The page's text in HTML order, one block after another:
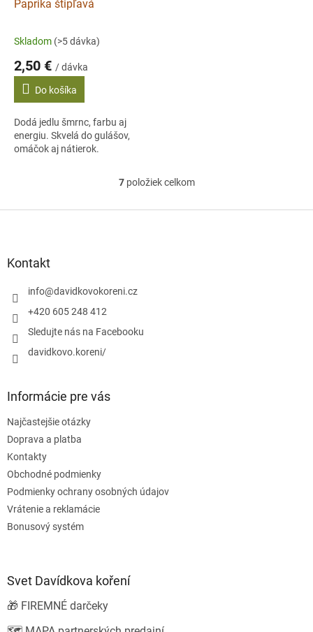
Paprika štipľavá
Skladom (>5 dávka)
2,50 € / dávka
Do košíka
Dodá jedlu šmrnc, farbu aj
energiu. Skvelá do gulášov,
omáčok aj nátierok.
O
l
7položiek celkom
Kontakt
info@davidkovokoreni.cz
+420 605 248 412
Sledujte nás na Facebooku
davidkovo.koreni/
Informácie pre vás
Najčastejšie otázky
Doprava a platba
Kontakty
Obchodné podmienky
Podmienky ochrany osobných údajov
Vrátenie a reklamácie
Bonusový systém
Svet Davídkova koření
🎁 FIREMNÉ darčeky